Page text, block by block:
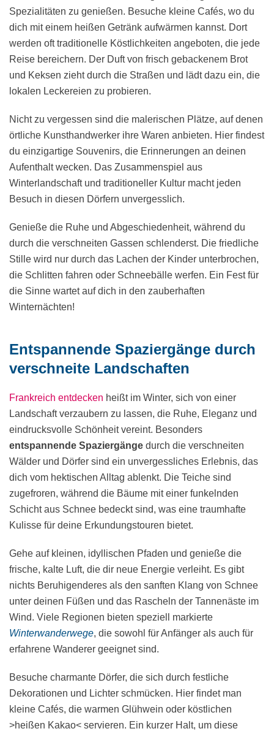
Spezialitäten zu genießen. Besuche kleine Cafés, wo du
dich mit einem heißen Getränk aufwärmen kannst. Dort
werden oft traditionelle Köstlichkeiten angeboten, die jede
Reise bereichern. Der Duft von frisch gebackenem Brot
und Keksen zieht durch die Straßen und lädt dazu ein, die
lokalen Leckereien zu probieren.
Nicht zu vergessen sind die malerischen Plätze, auf denen
örtliche Kunsthandwerker ihre Waren anbieten. Hier findest
du einzigartige Souvenirs, die Erinnerungen an deinen
Aufenthalt wecken. Das Zusammenspiel aus
Winterlandschaft und traditioneller Kultur macht jeden
Besuch in diesen Dörfern unvergesslich.
Genieße die Ruhe und Abgeschiedenheit, während du
durch die verschneiten Gassen schlenderst. Die friedliche
Stille wird nur durch das Lachen der Kinder unterbrochen,
die Schlitten fahren oder Schneebälle werfen. Ein Fest für
die Sinne wartet auf dich in den zauberhaften
Winternächten!
Entspannende Spaziergänge durch
verschneite Landschaften
Frankreich entdecken heißt im Winter, sich von einer
Landschaft verzaubern zu lassen, die Ruhe, Eleganz und
eindrucksvolle Schönheit vereint. Besonders
entspannende Spaziergänge durch die verschneiten
Wälder und Dörfer sind ein unvergessliches Erlebnis, das
dich vom hektischen Alltag ablenkt. Die Teiche sind
zugefroren, während die Bäume mit einer funkelnden
Schicht aus Schnee bedeckt sind, was eine traumhafte
Kulisse für deine Erkundungstouren bietet.
Gehe auf kleinen, idyllischen Pfaden und genieße die
frische, kalte Luft, die dir neue Energie verleiht. Es gibt
nichts Beruhigenderes als den sanften Klang von Schnee
unter deinen Füßen und das Rascheln der Tannenäste im
Wind. Viele Regionen bieten speziell markierte
Winterwanderwege, die sowohl für Anfänger als auch für
erfahrene Wanderer geeignet sind.
Besuche charmante Dörfer, die sich durch festliche
Dekorationen und Lichter schmücken. Hier findet man
kleine Cafés, die warmen Glühwein oder köstlichen
>heißen Kakao< servieren. Ein kurzer Halt, um diese